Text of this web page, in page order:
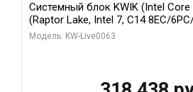
Системный блок KWIK (Intel Core
(Raptor Lake, Intel 7, C14 8EC/
RTX5080 VENTUS 3X OC 16GB
Модель: KW-Live0063